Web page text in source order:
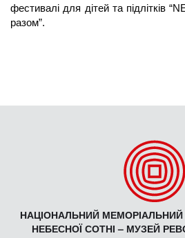
фестивалі для дітей та підлітків
разом”.
НАЦІОНАЛЬНИЙ
НЕБЕСНОЇ СОТНІ – МУЗЕЙ